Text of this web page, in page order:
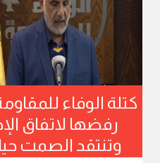
كتلة الوفاء
رفضها لاتفاق
وتنتقد الصمت